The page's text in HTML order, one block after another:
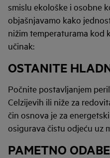
smislu ekološke i osobne
objašnjavamo kako
nižim temperaturama kod
učinak:
OSTANITE
Počnite postavljanjem
Celzijevih ili niže za
čin osnova je za
osigurava čistu odjeću uz
PAMETNO